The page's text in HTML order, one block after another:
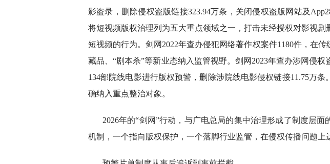
影盗录，删除侵权盗版链接323.94万条，关闭侵权盗版网站及
将短视频版权治理列为五大重点领域之一，打击未经授权对影视剧
短视频的行为。剑网2022年查办侵犯网络著作权案件1180件，在
藏品、“剧本杀”等新业态纳入监管视野。剑网2023年查办涉网侵权
134部院线电影进行版权预警，删除涉院线电影侵权链接11.75万条
确纳入重点整治对象。
2026年的“剑网”行动，与广电总局的集中治理形成了制度层面
机制，一个指向版权保护，一个落脚行业监管，在侵权传播问题上